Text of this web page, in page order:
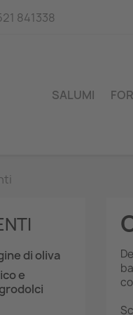
841338
SALUMI
di oliva
e